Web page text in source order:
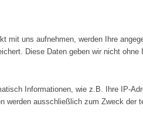
mit uns aufnehmen, werden Ihre
Diese Daten geben wir nicht ohne
Informationen, wie z.B. Ihre IP-
ausschließlich zum Zweck der